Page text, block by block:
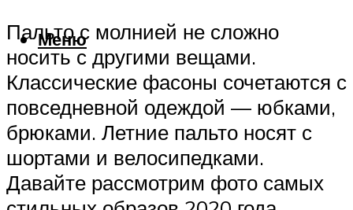
Меню
Пальто с молнией не сложно
носить с другими вещами.
Классические фасоны сочетаются с
повседневной одеждой — юбками,
брюками. Летние пальто носят с
шортами и велосипедками.
Давайте рассмотрим фото самых